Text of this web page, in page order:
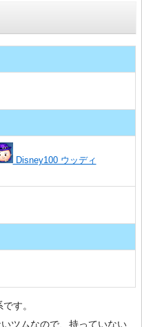
Disney100 ウッディ
す。
ツムなので、持っていない